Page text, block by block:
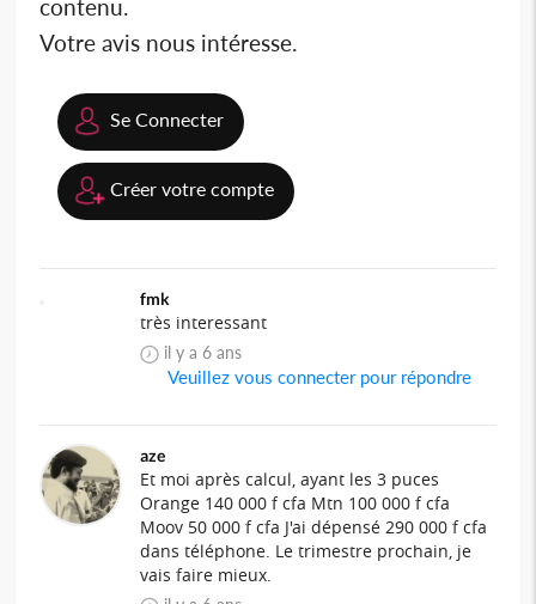
contenu.
Votre avis nous intéresse.
Se Connecter
Créer votre compte
fmk
très interessant
il y a 6 ans
Veuillez vous connecter pour répondre
aze
Et moi après calcul, ayant les 3 puces
Orange 140 000 f cfa Mtn 100 000 f cfa
Moov 50 000 f cfa J'ai dépensé 290 000 f cfa
dans téléphone. Le trimestre prochain, je
vais faire mieux.